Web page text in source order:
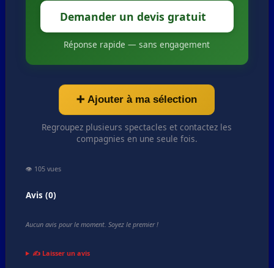
Demander un devis gratuit
Réponse rapide — sans engagement
➕ Ajouter à ma sélection
Regroupez plusieurs spectacles et contactez les
compagnies en une seule fois.
👁️ 105 vues
Avis (0)
Aucun avis pour le moment. Soyez le premier !
✍️ Laisser un avis